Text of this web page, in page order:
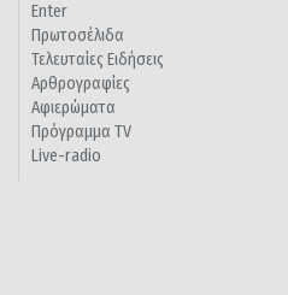
Enter
Πρωτοσέλιδα
Τελευταίες Ειδήσεις
Αρθρογραφίες
Αφιερώματα
Πρόγραμμα TV
Live-radio